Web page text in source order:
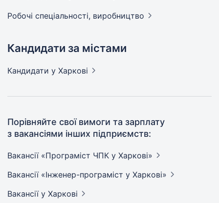
Робочі спеціальності, виробництво
Кандидати за містами
Кандидати у Харкові
Порівняйте свої вимоги та зарплату
з вакансіями інших підприємств:
Вакансії «Програміст ЧПК у Харкові»
Вакансії «Інженер-програміст у Харкові»
Вакансії у Харкові